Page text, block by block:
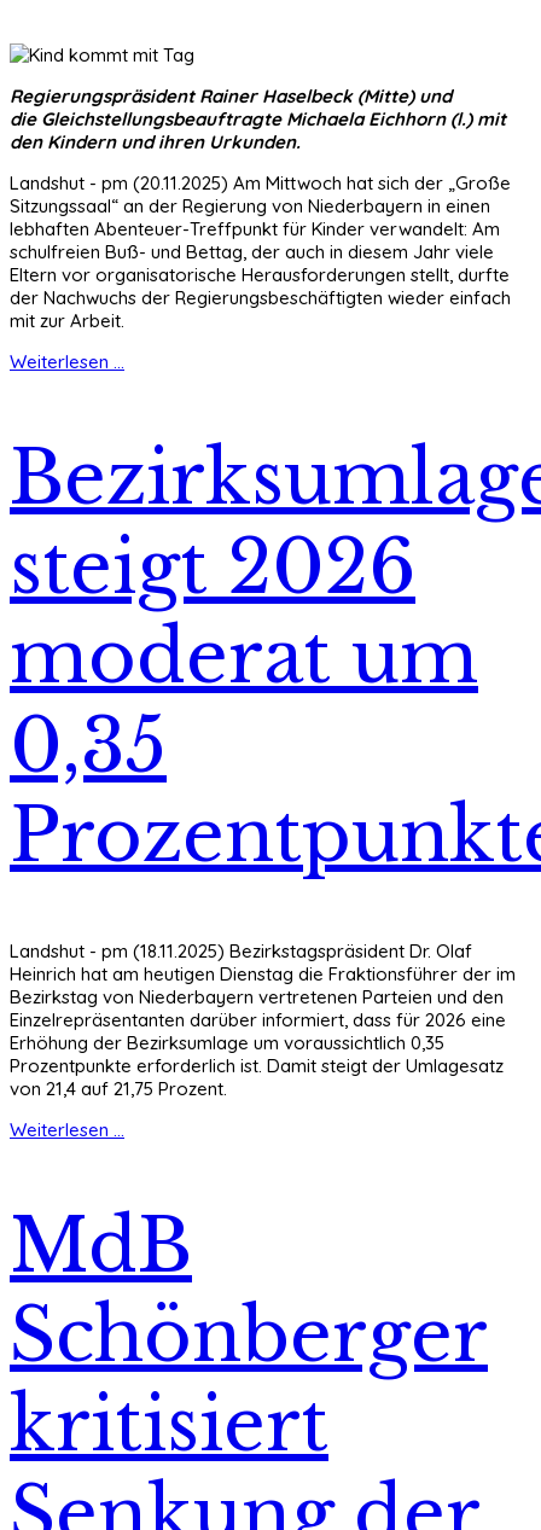
Regierungspräsident Rainer Haselbeck (Mitte) und
die Gleichstellungsbeauftragte Michaela Eichhorn (l.) mit
den Kindern und ihren Urkunden.
Landshut - pm (20.11.2025) Am Mittwoch hat sich der „Große
Sitzungssaal“ an der Regierung von Niederbayern in einen
lebhaften Abenteuer-Treffpunkt für Kinder verwandelt: Am
schulfreien Buß- und Bettag, der auch in diesem Jahr viele
Eltern vor organisatorische Herausforderungen stellt, durfte
der Nachwuchs der Regierungsbeschäftigten wieder einfach
mit zur Arbeit.
Weiterlesen ...
steigt 2026
moderat um
0,35
Landshut - pm (18.11.2025) Bezirkstagspräsident Dr. Olaf
Heinrich hat am heutigen Dienstag die Fraktionsführer der im
Bezirkstag von Niederbayern vertretenen Parteien und den
Einzelrepräsentanten darüber informiert, dass für 2026 eine
Erhöhung der Bezirksumlage um voraussichtlich 0,35
Prozentpunkte erforderlich ist. Damit steigt der Umlagesatz
von 21,4 auf 21,75 Prozent.
Weiterlesen ...
MdB
Schönberger
kritisiert